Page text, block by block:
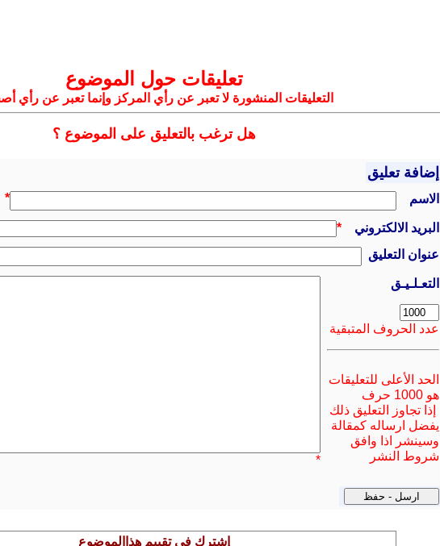
تعليقات حول الموضوع
التعليقات المنشورة لا تعبر عن رأي المركز وإنما تعبر عن رأي
هل ترغب بالتعليق على الموضوع ؟
إضافة تعليق
الاسم *
البريد الالكتروني
*
عنوان التعليق
التعـلـيـق
عدد الحروف المتبقية
الحد الأعلى للتعليقات
هو 1000 حرف
إذا تجاوز التعليق ذلك
يفضل ارساله كمقالة
وسينشر اذا وافق
شروط النشر
*
إشترك في تقييم هذاالموضوع